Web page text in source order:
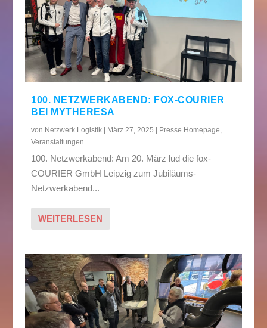
100. NETZWERKABEND: FOX-COURIER
BEI MYTHERESA
von Netzwerk Logistik | März 27, 2025 | Presse Homepage
Veranstaltungen
100. Netzwerkabend: Am 20. März lud die fox-
COURIER GmbH Leipzig zum Jubiläums-
Netzwerkabend...
WEITERLESEN